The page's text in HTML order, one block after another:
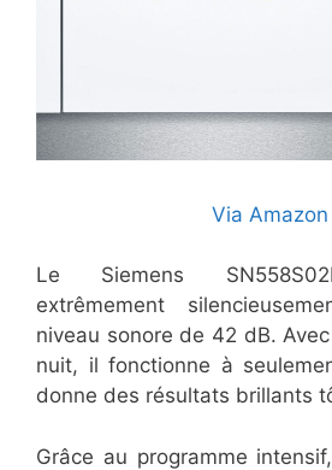
Via Amazon
Le Siemens
extrêmement
niveau sonore de 42 dB.
nuit, il fonctionne à
donne des résultats brillants
Grâce au programme